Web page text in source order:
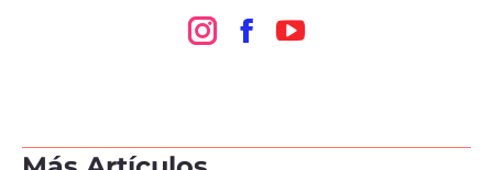
Instagram
Facebook